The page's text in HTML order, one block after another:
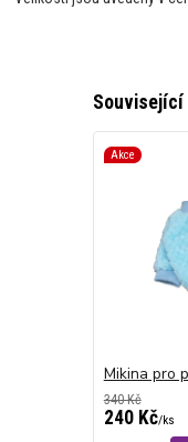
Akce
Mikina pro
340 Kč
240 Kč/ks